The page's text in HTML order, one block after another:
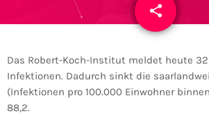
share
email
Das Robert-Koch-Institut meldet heute 32
Infektionen. Dadurch sinkt die
(Infektionen pro 100.000 Einwohner
88,2.